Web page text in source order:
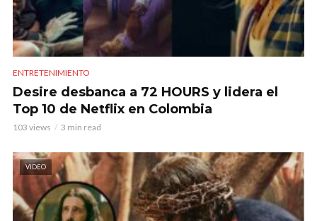
ENTRETENIMIENTO
Desire desbanca a 72 HOURS y lidera el
Top 10 de Netflix en Colombia
103 views 3 min read
VIDEO